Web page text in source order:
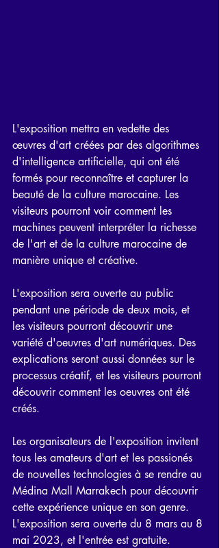
L'exposition mettra en vedette des
œuvres d'art créées par des algorithmes
d'intelligence artificielle, qui ont été
formés pour reconnaître et capturer la
beauté de la culture marocaine. Les
visiteurs pourront voir comment les
machines peuvent interpréter la richesse
de l'art et de la culture marocaine de
manière unique et créative.
L'exposition sera ouverte au public
pendant une période de deux mois, et
les visiteurs pourront découvrir une
variété d'oeuvres d'art numériques. Des
explications seront aussi données sur le
processus créatif, et les visiteurs pourront
découvrir comment les oeuvres ont été
créés.
Les organisateurs de l'exposition invitent
tous les amateurs d'art et les passionés
de nouvelles technologies à se rendre au
Médina Mall Marrakech pour découvrir
cette expérience unique en son genre.
L'exposition sera ouverte du 8 mars au 8
mai 2023, et l'entrée est gratuite.